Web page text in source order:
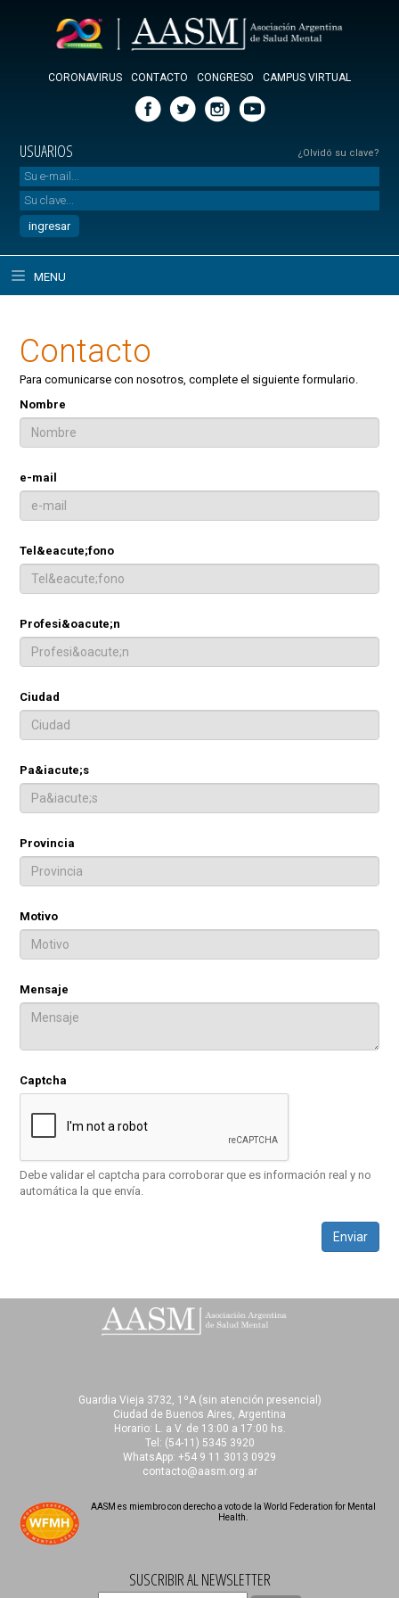
CORONAVIRUS CONTACTO CONGRESO CAMPUS VIRTUAL
USUARIOS ¿Olvidó su clave?
MENU
Contacto
Para comunicarse con nosotros, complete el siguiente formulario.
Nombre
e-mail
Tel&eacute;fono
Profesi&oacute;n
Ciudad
Pa&iacute;s
Provincia
Motivo
Mensaje
Captcha
Debe validar el captcha para corroborar que es información real y no
automática la que envía.
Enviar
Guardia Vieja 3732, 1ºA (sin atención presencial)
Ciudad de Buenos Aires, Argentina
Horario: L. a V. de 13:00 a 17:00 hs.
Tel: (54-11) 5345 3920
WhatsApp: +54 9 11 3013 0929
contacto@aasm.org.ar
AASM es miembro con derecho a voto de la World Federation for Mental
Health.
SUSCRIBIR AL NEWSLETTER